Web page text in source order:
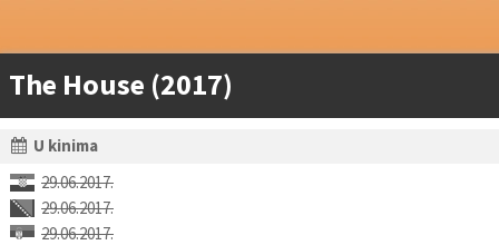
The House (2017)
U kinima
29.06.2017.
29.06.2017.
29.06.2017.